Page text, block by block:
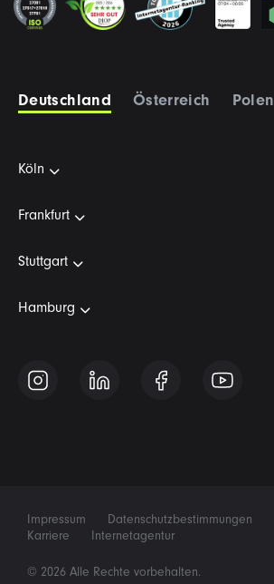
Deutschland Österreich Polen
Köln
Frankfurt
Stuttgart
Hamburg
Impressum
Datenschutzbestimmungen
Karriere
Internetagentur
© 2026 Alle Rechte vorbehalten.